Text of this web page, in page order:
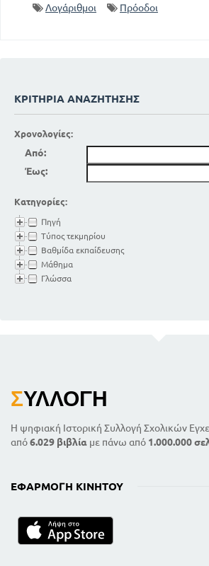
Λογάριθμοι
Πρόοδοι
ΚΡΙΤΉΡΙΑ ΑΝΑΖΉΤΗΣΗΣ
Χρονολογίες:
Από:
Έως:
Κατηγορίες:
Πηγή
Τύπος τεκμηρίου
Βαθμίδα εκπαίδευσης
Μάθημα
Γλώσσα
ΣΥΛΛΟΓΉ
Η ψηφιακή Ιστορική Συλλογή Σχολικών
από6.029 βιβλία με πάνω από 1.000.000
ΕΦΑΡΜΟΓΉ ΚΙΝΗΤΟΎ